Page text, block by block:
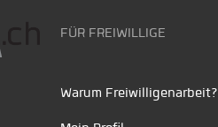
FÜR FREIWILLIGE
Warum Freiwilligenarbeit?